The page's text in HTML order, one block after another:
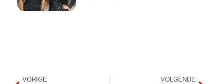
VORIGE VOLGENDE